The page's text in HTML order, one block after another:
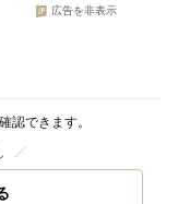
広告を非表示
認できます。